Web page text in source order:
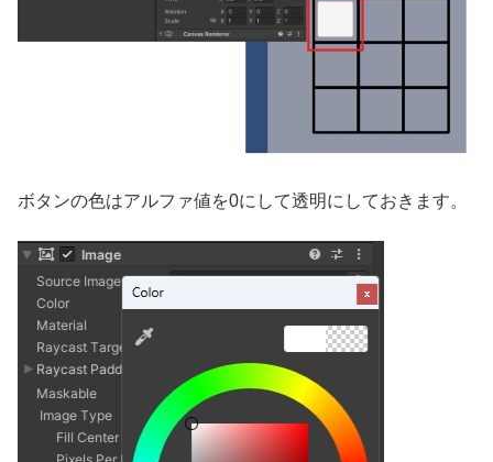
ボタンの色はアルファ値を0にして透明にしておきます。